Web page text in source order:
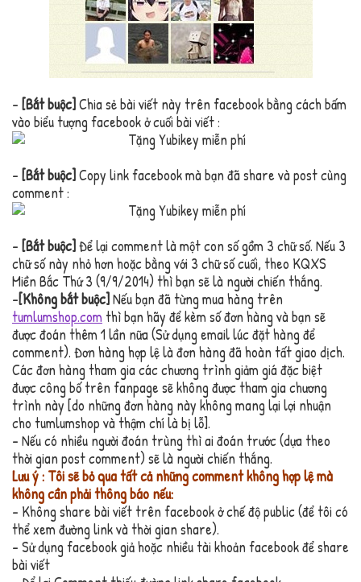
– [Bắt buộc]Chia sẻ bài viết này trên facebook bằng cách bấm
vào biểu tượng facebook ở cuối bài viết :
– [Bắt buộc]Copy link facebook mà bạn đã share và post cùng
comment :
– [Bắt buộc]Để lại comment là một con số gồm 3 chữ số. Nếu 3
chữ số này nhỏ hơn hoặc bằng với 3 chữ số cuối, theo KQXS
Miền Bắc Thứ 3 (9/9/2014) thì bạn sẽ là người chiến thắng.
–[Không bắt buộc]Nếu bạn đã từng mua hàng trên
tumlumshop.com thì bạn hãy để kèm số đơn hàng và bạn sẽ
được đoán thêm 1 lần nữa (Sử dụng email lúc đặt hàng để
comment). Đơn hàng hợp lệ là đơn hàng đã hoàn tất giao dịch.
Các đơn hàng tham gia các chương trình giảm giá đặc biệt
được công bố trên fanpage sẽ không được tham gia chương
trình này [do những đơn hàng này không mang lại lợi nhuận
cho tumlumshop và thậm chí là bị lỗ].
– Nếu có nhiều người đoán trùng thì ai đoán trước (dựa theo
thời gian post comment) sẽ là người chiến thắng.
Lưu ý : Tôi sẽ bỏ qua tất cả những comment không hợp lệ mà
không cần phải thông báo nếu:
– Không share bài viết trên facebook ở chế độ public (để tôi có
thể xem đường link và thời gian share).
– Sử dụng facebook giả hoặc nhiều tài khoản facebook để share
bài viết